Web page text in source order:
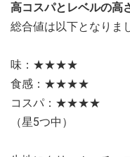
高コスパとレベルの高
総合値は以下となりま
味：★★★★
食感：★★★★
コスパ：★★★★
（星5つ中）